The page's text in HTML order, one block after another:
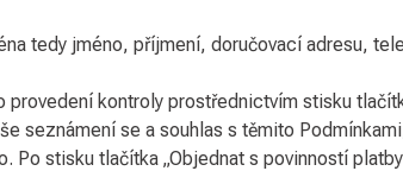
tedy jméno, příjmení, doručovací adresu,
kontroly prostřednictvím stisku
seznámení se a souhlas s těmito
stisku tlačítka „Objednat s povinností